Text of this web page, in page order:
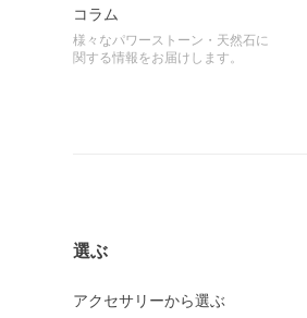
コラム
様々なパワーストーン・天然石に
関する情報をお届けします。
選ぶ
アクセサリーから選ぶ